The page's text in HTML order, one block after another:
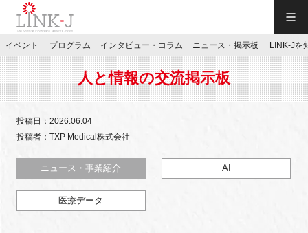
JP／EN
特別会員専用メニュー
施設ご予約
イベント プログラム インタビュー・コラム ニュース・掲示板 LINK-Jを
人と情報の交流掲示板
投稿日：2026.06.04
投稿者：TXP Medical株式会社
ニュース・事業紹介 AI
医療データ